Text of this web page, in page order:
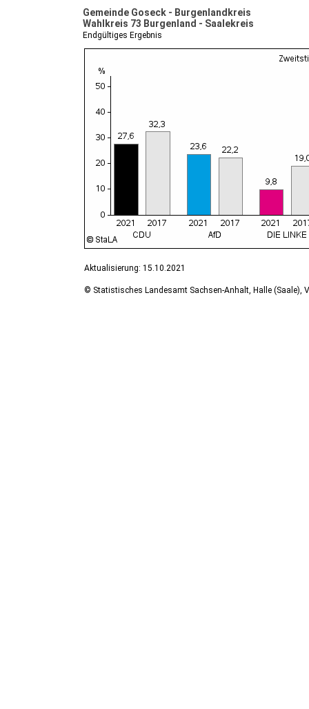
Gemeinde Goseck - Burgenlandkreis
Wahlkreis 73 Burgenland - Saalekreis
Endgültiges Ergebnis
Aktualisierung: 15.10.2021
© Statistisches Landesamt Sachsen-Anhalt, Halle (Saale),